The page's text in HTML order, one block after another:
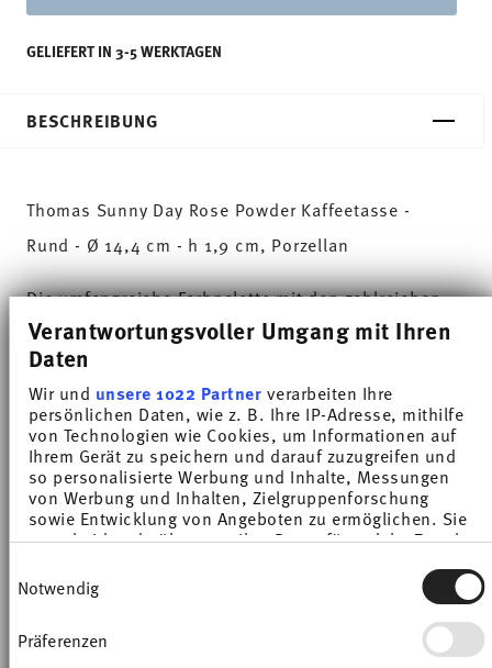
Verantwortungsvoller Umgang mit Ihren
Daten
Wir und unsere 1022 Partnerverarbeiten Ihre
persönlichen Daten, wie z. B. Ihre IP-Adresse, mithilfe
von Technologien wie Cookies, um Informationen auf
Ihrem Gerät zu speichern und darauf zuzugreifen und
so personalisierte Werbung und Inhalte, Messungen
von Werbung und Inhalten, Zielgruppenforschung
sowie Entwicklung von Angeboten zu ermöglichen. Sie
entscheiden darüber, wer Ihre Daten für welche Zwecke
Cookie-Erklärung oder durch Klicken auf das Privacy
Trigger Symbol ändern oder widerrufen
Wenn Sie es erlauben, würden wir auch gerne:
Notwendig
Präferenzen
GELIEFERT IN 3-5 WERKTAGEN
BESCHREIBUNG
Thomas Sunny Day Rose Powder Kaffeetasse -
Rund - Ø 14,4 cm - h 1,9 cm, Porzellan
Die umfangreiche Farbpalette mit den zahlreichen
Kombinationsmöglichkeiten machen Sunny Day so
besonders und ermöglichen den Einsatz in
verschiedensten Koch- und Küchenwelten. Auf
sympathische und gut gelaunte Weise sorgt Sunny
Day dafür, dass jeder Tag einfach unverwechselbar
wird. HAVE A SUNNY DAY!
die Sunny Day Farbe Rose Powder. Inspirationen
für den pudrigen Ton fand Thomas in